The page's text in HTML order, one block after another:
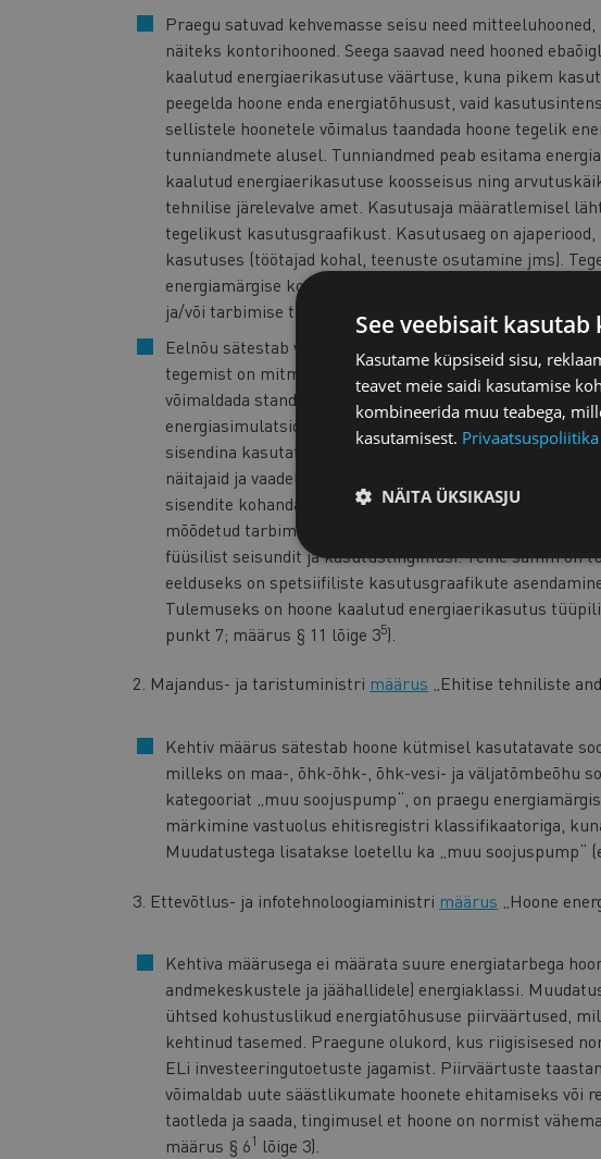
Praegu satuvad kehvemasse seisu need
näiteks kontorihooned. Seega saavad need hooned
kaalutud energiaerikasutuse väärtuse, kuna pikem
peegelda hoone enda energiatõhusust, vaid
sellistele hoonetele võimalus taandada hoone tegelik
tunniandmete alusel. Tunniandmed peab esitama
kaalutud energiaerikasutuse koosseisus ning
tehnilise järelevalve amet. Kasutusaja määratlemisel
tegelikust kasutusgraafikust. Kasutusaeg on
kasutuses (töötajad kohal, teenuste osutamine jms).
energiamärgise koostaja tugineda hoone haldaja
ja/või tarbimise tunniprofiili analüüsile. (eelnõu § 1 punkt
Eelnõu sätestab võimaluse kasutada
tegemist on mitmeotstarbelise hoonega, kus erinevate
võimaldada standardset valemipõhist lähenemist.
energiasimulatsioonimudel, mis kalibreeritakse
sisendina kasutatakse hoone tegelikke andmeid, näiteks
näitajaid ja vaadeldavale perioodile vastavaid
sisendite kohandamist seni, kuni mudeli arvutuslik
mõõdetud tarbimisandmetele. Kalibreerimise tulemusel
füüsilist seisundit ja kasutustingimusi. Teine samm on
eelduseks on spetsiifiliste kasutusgraafikute
Tulemuseks on hoone kaalutud energiaerikasutus
punkt 7; määrus § 11 lõige 35).
2. Majandus- ja taristuministri määrus „Ehitise tehniliste
Kehtiv määrus sätestab hoone kütmisel kasutatavate
milleks on maa-, õhk-õhk-, õhk-vesi- ja väljatõmbeõhu
kategooriat „muu soojuspump“, on praegu
märkimine vastuolus ehitisregistri klassifikaatoriga,
Muudatustega lisatakse loetellu ka „muu soojuspump“
3. Ettevõtlus- ja infotehnoloogiaministri määrus „Hoone
Kehtiva määrusega ei määrata suure energiatarbega
andmekeskustele ja jäähallidele) energiaklassi.
ühtsed kohustuslikud energiatõhususe piirväärtused,
kehtinud tasemed. Praegune olukord, kus riigisisesed
ELi investeeringutoetuste jagamist. Piirväärtuste
võimaldab uute säästlikumate hoonete ehitamiseks või
taotleda ja saada, tingimusel et hoone on normist
määrus § 61 lõige 3).
See veebisait kasutab
Kasutame küpsiseid sisu,
teavet meie saidi kasutamise
kombineerida muu teabega,
kasutamisest. Privaatsuspoliitika
NÄITA ÜKSIKASJU